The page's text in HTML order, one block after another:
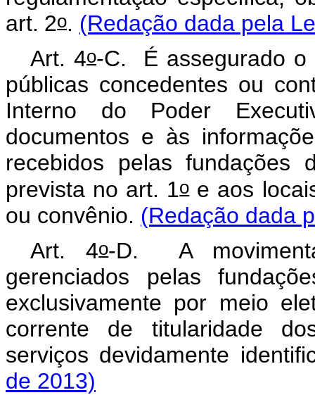
art. 2o. (Redação dada pela
Art. 4o-C. É assegurado o
públicas concedentes ou
Interno do Poder
documentos e às
recebidos pelas fundações
prevista no art. 1oe aos
ou convênio. (Redação dada
Art. 4o-D. A
gerenciados pelas
exclusivamente por meio
corrente de titularidade
serviços devidamente
de 2013)